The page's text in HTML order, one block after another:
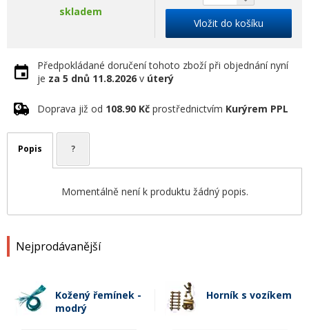
Nejprodávanější
Kožený řemínek -
modrý
Horník s vozíkem
skladem
Vložit do košíku
Předpokládané doručení tohoto zboží při objednání nyní
je za 5 dnů 11.8.2026 v úterý
Doprava již od 108.90 Kč prostřednictvím Kurýrem PPL
Popis ?
Momentálně není k produktu žádný popis.